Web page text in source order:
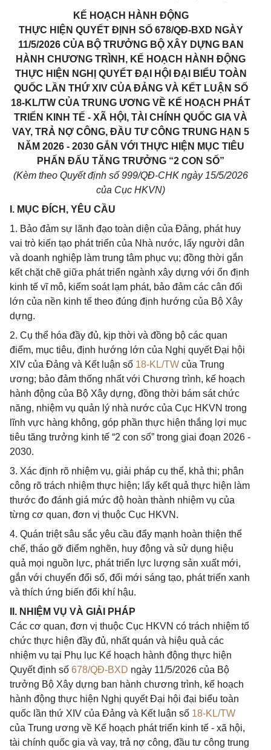
KẾ HOẠCH HÀNH ĐỘNG
THỰC HIỆN QUYẾT ĐỊNH SỐ 678/QĐ-BXD NGÀY
11/5/2026 CỦA BỘ TRƯỞNG BỘ XÂY DỰNG BAN
HÀNH CHƯƠNG TRÌNH, KẾ HOẠCH HÀNH ĐỘNG
THỰC HIỆN NGHỊ QUYẾT ĐẠI HỘI ĐẠI BIỂU TOÀN
QUỐC LẦN THỨ XIV CỦA ĐẢNG VÀ KẾT LUẬN SỐ
18-KL/TW CỦA TRUNG ƯƠNG VỀ KẾ HOẠCH PHÁT
TRIỂN KINH TẾ - XÃ HỘI, TÀI CHÍNH QUỐC GIA VÀ
VAY, TRẢ NỢ CÔNG, ĐẦU TƯ CÔNG TRUNG HẠN 5
NĂM 2026 - 2030 GẮN VỚI THỰC HIỆN MỤC TIÊU
PHẤN ĐẤU TĂNG TRƯỞNG “2 CON SỐ”
(Kèm theo Quyết định số 999/QĐ-CHK ngày 15/5/2026
của Cục HKVN)
I. MỤC ĐÍCH, YÊU CẦU
1. Bảo đảm sự lãnh đạo toàn diện của Đảng, phát huy
vai trò kiến tạo phát triển của Nhà nước, lấy người dân
và doanh nghiệp làm trung tâm phục vụ; đồng thời gắn
kết chặt chẽ giữa phát triển ngành xây dựng với ổn định
kinh tế vĩ mô, kiểm soát lạm phát, bảo đảm các cân đối
lớn của nền kinh tế theo đúng định hướng của Bộ Xây
dựng.
2. Cụ thể hóa đầy đủ, kịp thời và đồng bộ các quan
điểm, mục tiêu, định hướng lớn của Nghị quyết Đại hội
XIV của Đảng và Kết luận số 18-KL/TW của Trung
ương; bảo đảm thống nhất với Chương trình, kế hoạch
hành động của Bộ Xây dựng, đồng thời bám sát chức
năng, nhiệm vụ quản lý nhà nước của Cục HKVN trong
lĩnh vực hàng không, góp phần thực hiện thắng lợi mục
tiêu tăng trưởng kinh tế “2 con số” trong giai đoạn 2026 -
2030.
3. Xác định rõ nhiệm vụ, giải pháp cụ thể, khả thi; phân
công rõ trách nhiệm thực hiện; lấy kết quả thực hiện làm
thước đo đánh giá mức độ hoàn thành nhiệm vụ của
từng cơ quan, đơn vị thuộc Cục HKVN.
4. Quán triệt sâu sắc yêu cầu đẩy mạnh hoàn thiện thể
chế, tháo gỡ điểm nghẽn, huy động và sử dụng hiệu
quả mọi nguồn lực, phát triển lực lượng sản xuất mới,
gắn với chuyển đổi số, đổi mới sáng tạo, phát triển xanh
và thích ứng biến đổi khí hậu.
II. NHIỆM VỤ VÀ GIẢI PHÁP
Các cơ quan, đơn vị thuộc Cục HKVN có trách nhiệm tổ
chức thực hiện đầy đủ, nhất quán và hiệu quả các
nhiệm vụ tại Phụ lục Kế hoạch hành động thực hiện
Quyết định số 678/QĐ-BXD ngày 11/5/2026 của Bộ
trưởng Bộ Xây dựng ban hành chương trình, kế hoạch
hành động thực hiện Nghị quyết Đại hội đại biểu toàn
quốc lần thứ XIV của Đảng và Kết luận số 18-KL/TW
của Trung ương về Kế hoạch phát triển kinh tế - xã hội,
tài chính quốc gia và vay, trả nợ công, đầu tư công trung